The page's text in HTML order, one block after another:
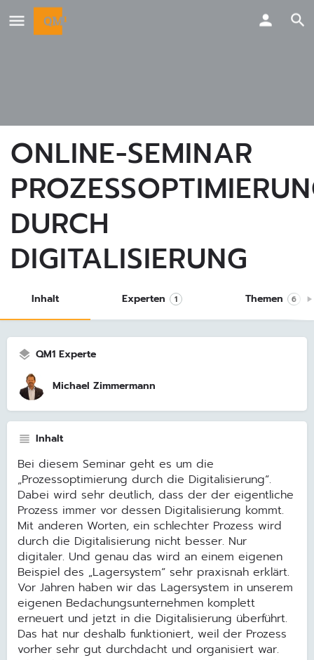
ONLINE-SEMINAR
DURCH
DIGITALISIERUNG
Inhalt Experten 1 Themen 6
QM1 Experte
Michael Zimmermann
Inhalt
Bei diesem Seminar geht es um die
„Prozessoptimierung durch die Digitalisierung“.
Dabei wird sehr deutlich, dass der der eigentliche
Prozess immer vor dessen Digitalisierung kommt.
Mit anderen Worten, ein schlechter Prozess wird
durch die Digitalisierung nicht besser. Nur
digitaler. Und genau das wird an einem eigenen
Beispiel des „Lagersystem“ sehr praxisnah erklärt.
Vor Jahren haben wir das Lagersystem in unserem
eigenen Bedachungsunternehmen komplett
erneuert und jetzt in die Digitalisierung überführt.
Das hat nur deshalb funktioniert, weil der Prozess
vorher sehr gut durchdacht und organisiert war.